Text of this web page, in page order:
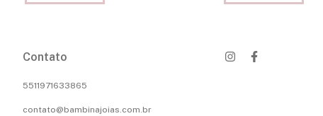
Contato
5511971633865
contato@bambinajoias.com.br